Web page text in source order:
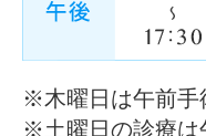
※木曜日は午前手
※土曜日の診療は